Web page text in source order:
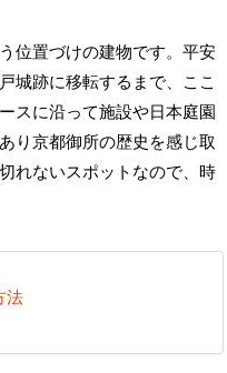
位置づけの建物です。平安
城跡に移転するまで、ここ
スに沿って施設や日本庭園
り京都御所の歴史を感じ取
れないスポットなので、時
法